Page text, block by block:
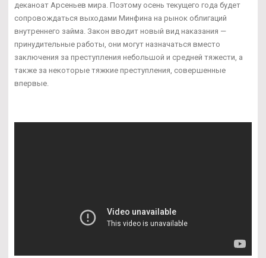
деканоат Арсеньев мира. Поэтому осень текущего года будет
сопровождаться выходами Минфина на рынок облигаций
внутреннего займа. Закон вводит новый вид наказания —
принудительные работы, они могут назначаться вместо
заключения за преступления небольшой и средней тяжести, а
также за некоторые тяжкие преступления, совершенные
впервые.